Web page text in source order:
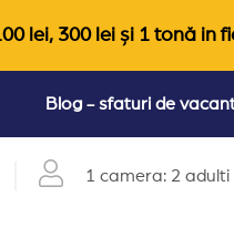
lei, 300 lei și 1 tonă in
Blog - sfaturi de
1 camera: 2 adulti